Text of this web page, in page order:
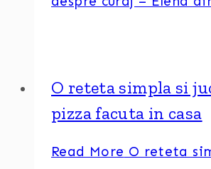
O reteta simpla si
pizza facuta in casa
Read More O reteta